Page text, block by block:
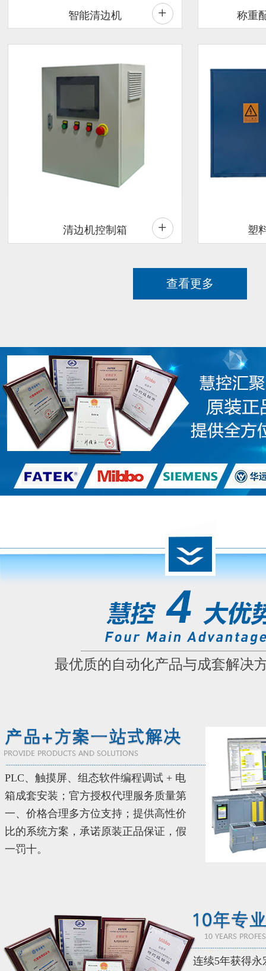
智能清边机 + 称重
清边机控制箱 + 塑
查看更多
最优质的自动化产品与成套解决
PLC、触摸屏、组态软件编程调试 + 电
箱成套安装；官方授权代理服务质量第
一、价格合理多方位支持；提供高性价
比的系统方案，承诺原装正品保证，假
一罚十。
连续5年获得永